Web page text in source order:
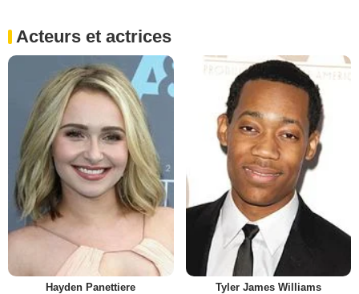
Acteurs et actrices
Hayden Panettiere Tyler James Williams